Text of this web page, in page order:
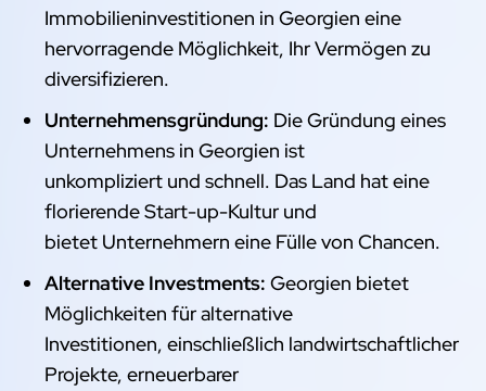
Immobilieninvestitionen in Georgien eine
hervorragende Möglichkeit, Ihr Vermögen zu
diversifizieren.
Unternehmensgründung: Die Gründung eines
Unternehmens in Georgien ist
unkompliziert und schnell. Das Land hat eine
florierende Start-up-Kultur und
bietet Unternehmern eine Fülle von Chancen.
Alternative Investments: Georgien bietet
Möglichkeiten für alternative
Investitionen, einschließlich landwirtschaftlicher
Projekte, erneuerbarer